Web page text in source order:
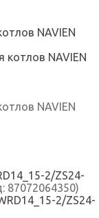
NAVIEN
NAVIEN
2/ZS24-
87072064350)